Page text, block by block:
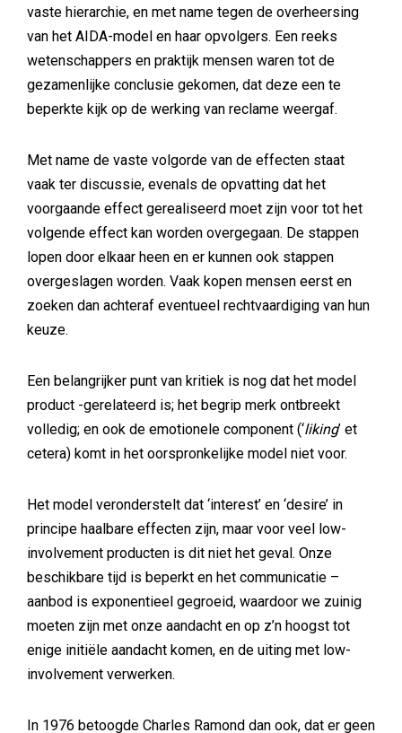
vaste hierarchie, en met name tegen de overheersing
van het AIDA-model en haar opvolgers. Een reeks
wetenschappers en praktijk mensen waren tot de
gezamenlijke conclusie gekomen, dat deze een te
beperkte kijk op de werking van reclame weergaf.
Met name de vaste volgorde van de effecten staat
vaak ter discussie, evenals de opvatting dat het
voorgaande effect gerealiseerd moet zijn voor tot het
volgende effect kan worden overgegaan. De stappen
lopen door elkaar heen en er kunnen ook stappen
overgeslagen worden. Vaak kopen mensen eerst en
zoeken dan achteraf eventueel rechtvaardiging van hun
keuze.
Een belangrijker punt van kritiek is nog dat het model
product -gerelateerd is; het begrip merk ontbreekt
volledig; en ook de emotionele component (‘liking’ et
cetera) komt in het oorspronkelijke model niet voor.
Het model veronderstelt dat ‘interest’ en ‘desire’ in
principe haalbare effecten zijn, maar voor veel low-
involvement producten is dit niet het geval. Onze
beschikbare tijd is beperkt en het communicatie –
aanbod is exponentieel gegroeid, waardoor we zuinig
moeten zijn met onze aandacht en op z’n hoogst tot
enige initiële aandacht komen, en de uiting met low-
involvement verwerken.
In 1976 betoogde Charles Ramond dan ook, dat er geen